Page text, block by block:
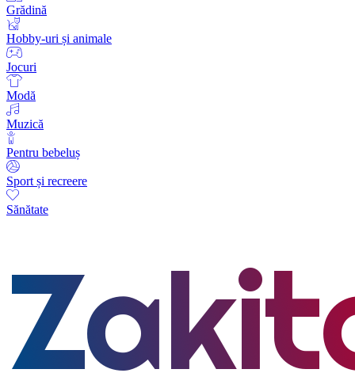
Grădină
Hobby-uri și animale
Jocuri
Modă
Muzică
Pentru bebeluș
Sport și recreere
Sănătate